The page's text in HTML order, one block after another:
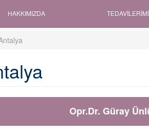
HAKKIMIZDA
Opr.Dr. Güray